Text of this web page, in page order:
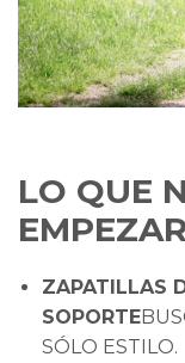
LO QUE
EMPEZAR
ZAPATILLAS
SOPORTE
SÓLO ESTILO.